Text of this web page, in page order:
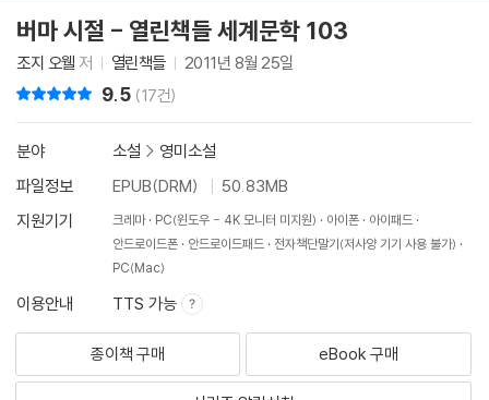
버마 시절 - 열린책들 세계문학 103
조지 오웰 저 열린책들 2011년 8월 25일
9.5 (17건)
분야 소설 > 영미소설
파일정보
EPUB(DRM)
50.83MB
지원기기
크레마 PC(윈도우 - 4K 모니터 미지원) 아이폰
아이패드
안드로이드폰
안드로이드패드
전자책단말기(저사양 기기 사용 불가)
PC(Mac)
이용안내 TTS 가능
종이책 구매 eBook 구매